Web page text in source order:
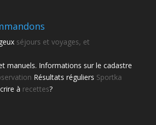
séjours et voyages, et
manuels. Informations sur le cadastre
Résultats réguliers Sportka
à recettes?